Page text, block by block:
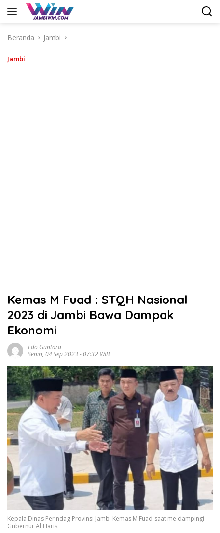
Langsung
Beranda
Jambi
Jambi
Kemas M Fuad : STQH Nasional
2023 di Jambi Bawa Dampak
Ekonomi
Edo Guntara
Senin, 04 Sep 2023 - 07:32 WIB
Kepala Dinas Perindag Provinsi Jambi Kemas M Fuad saat me dampingi
Gubernur Al Haris.